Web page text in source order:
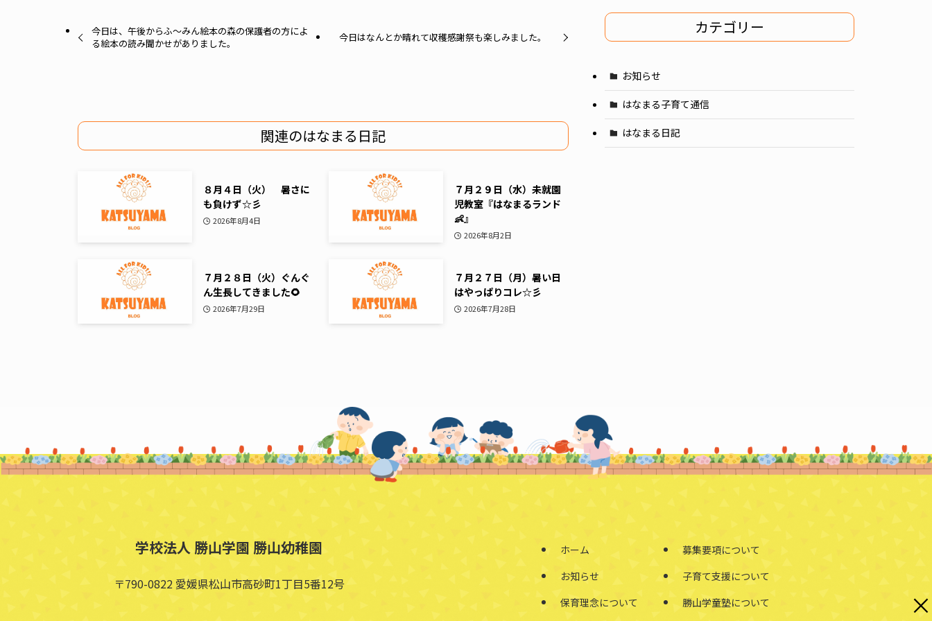
今日は、午後からふ〜みん絵本の森の保護者の方によ
る絵本の読み聞かせがありました。
今日はなんとか晴れて収穫感謝祭も楽しみました。
関連のはなまる日記
８月４日（火） 暑さに
も負けず☆彡
2026年8月4日
７月２９日（水）未就園
児教室『はなまるランド
👶』
2026年8月2日
７月２８日（火）ぐんぐ
ん生長してきました🌻
2026年7月29日
７月２７日（月）暑い日
はやっぱりコレ☆彡
2026年7月28日
イ
カテゴリー
お知らせ
はなまる子育て通信
はなまる日記
学校法人 勝山学園 勝山幼稚園
〒790-0822 愛媛県松山市高砂町1丁目5番12号
ホーム
お知らせ
保育理念について
募集要項について
子育て支援について
勝山学童塾について
×